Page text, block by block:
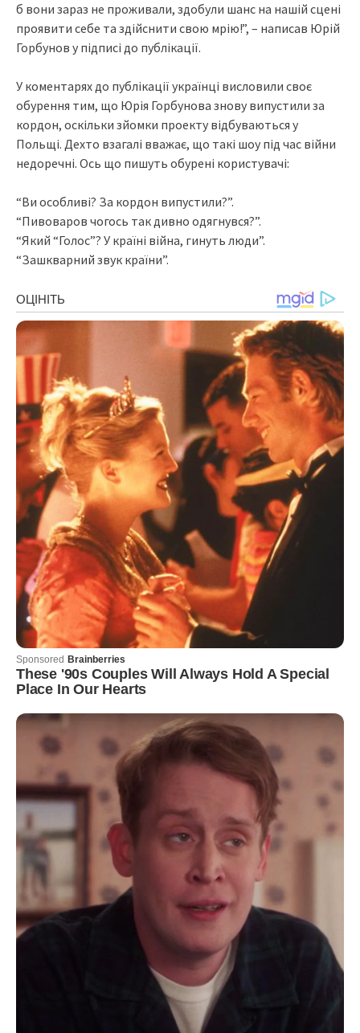
б вони зараз не проживали, здобули шанс на нашій сцені
проявити себе та здійснити свою мрію!”, – написав Юрій
Горбунов у підписі до публікації.
У коментарях до публікації українці висловили своє
обурення тим, що Юрія Горбунова знову випустили за
кордон, оскільки зйомки проекту відбуваються у
Польщі. Дехто взагалі вважає, що такі шоу під час війни
недоречні. Ось що пишуть обурені користувачі:
“Ви особливі? За кордон випустили?”.
“Пивоваров чогось так дивно одягнувся?”.
“Який “Голос”? У країні війна, гинуть люди”.
“Зашкварний звук країни”.